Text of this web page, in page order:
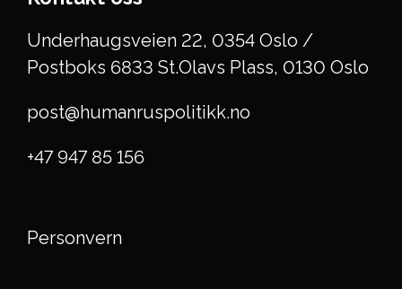
Underhaugsveien 22, 0354 Oslo /
Postboks 6833 St.Olavs Plass, 0130 Oslo
post@humanruspolitikk.no
+47 947 85 156
Personvern